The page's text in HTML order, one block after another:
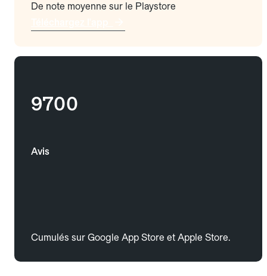
De note moyenne sur le Playstore
9700
Avis
Cumulés sur Google App Store et Apple Store.